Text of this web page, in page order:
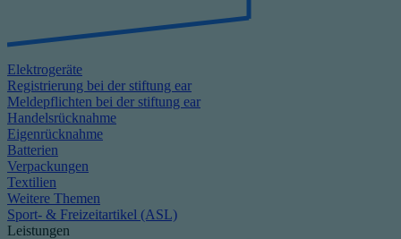
Elektrogeräte
Registrierung bei der stiftung ear
Meldepflichten bei der stiftung ear
Handelsrücknahme
Eigenrücknahme
Batterien
Verpackungen
Textilien
Weitere Themen
Sport- & Freizeitartikel (ASL)
Leistungen